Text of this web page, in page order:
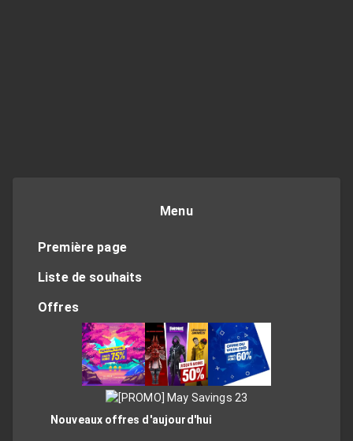
Menu
Première page
Liste de souhaits
Offres
Nouveaux offres d'aujourd'hui